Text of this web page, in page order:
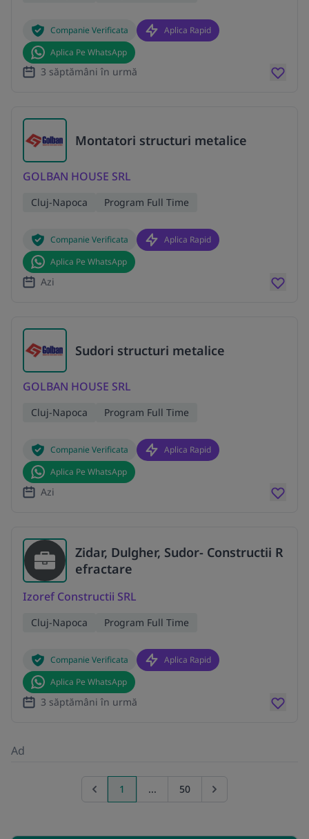
Companie Verificata
Aplica Rapid
Aplica Pe WhatsApp
3 săptămâni în urmă
Montatori structuri metalice
GOLBAN HOUSE SRL
Cluj-Napoca Program Full Time
Companie Verificata
Aplica Rapid
Aplica Pe WhatsApp
Azi
Sudori structuri metalice
GOLBAN HOUSE SRL
Cluj-Napoca Program Full Time
Companie Verificata
Aplica Rapid
Aplica Pe WhatsApp
Azi
Zidar, Dulgher, Sudor- Constructii R
efractare
Izoref Constructii SRL
Cluj-Napoca Program Full Time
Companie Verificata
Aplica Rapid
Aplica Pe WhatsApp
3 săptămâni în urmă
Ad
Previous page
1 ... 50 Go to next page